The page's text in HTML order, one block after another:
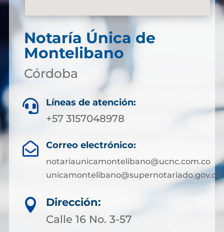
Notaría Única de
Montelibano
Córdoba
 Líneas de atención:
+57 3157048978
 Correo electrónico:
notariaunicamontelibano@ucnc.com.co
unicamontelibano@supernotariado.gov.co

Dirección:
Calle 16 No. 3-57